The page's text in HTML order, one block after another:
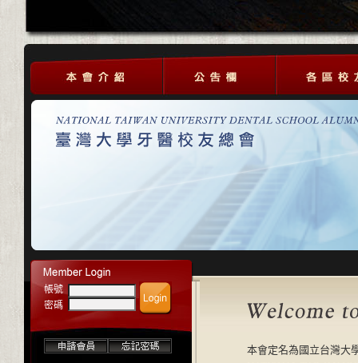
帳號
密碼
本會定名為國立台灣大